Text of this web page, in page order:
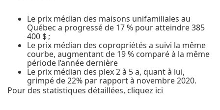
Le prix médian des maisons unifamiliales au
Québec a progressé de 17 % pour atteindre 385
400 $ ;
Le prix médian des copropriétés a suivi la même
courbe, augmentant de 19 % comparé à la même
période l’année dernière
Le prix médian des plex 2 à 5 a, quant à lui,
grimpé de 22% par rapport à novembre 2020.
Pour des statistiques détaillées, cliquez ici